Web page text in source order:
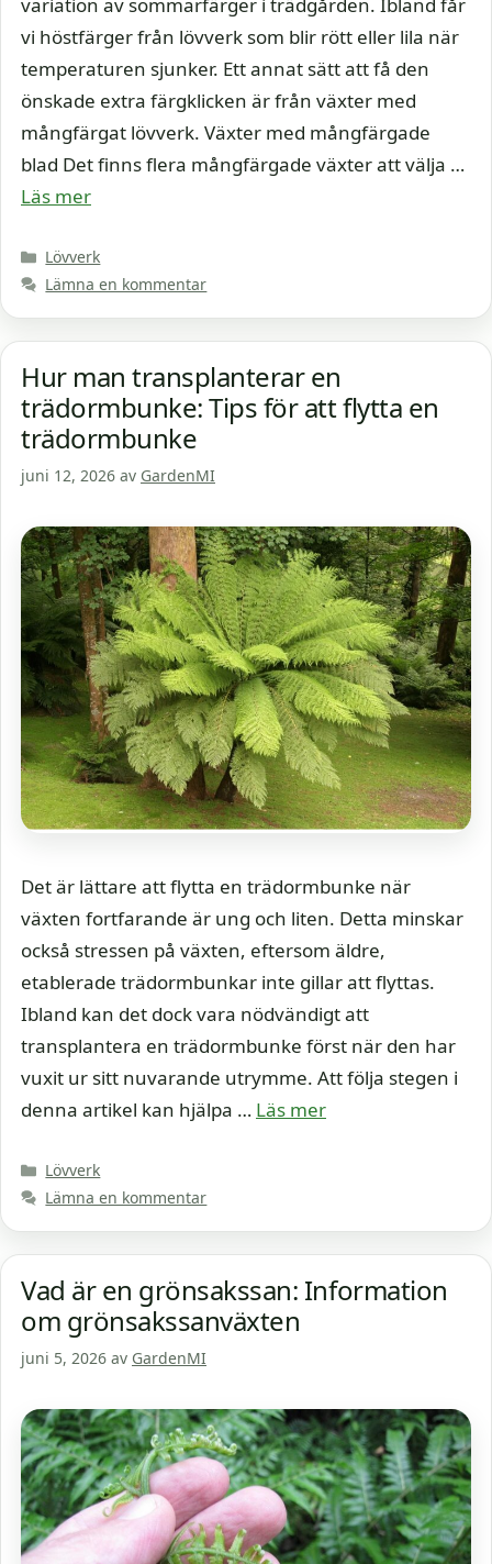
vi höstfärger från lövverk som blir rött eller lila när
temperaturen sjunker. Ett annat sätt att få den
önskade extra färgklicken är från växter med
mångfärgat lövverk. Växter med mångfärgade
blad Det finns flera mångfärgade växter att välja …
Läs mer
Kategorier
Lövverk
Lämna en kommentar
Hur man transplanterar en
trädormbunke: Tips för att flytta en
trädormbunke
juni 12, 2026 av GardenMI
Det är lättare att flytta en trädormbunke när
växten fortfarande är ung och liten. Detta minskar
också stressen på växten, eftersom äldre,
etablerade trädormbunkar inte gillar att flyttas.
Ibland kan det dock vara nödvändigt att
transplantera en trädormbunke först när den har
vuxit ur sitt nuvarande utrymme. Att följa stegen i
denna artikel kan hjälpa … Läs mer
Kategorier
Lövverk
Lämna en kommentar
Vad är en grönsakssan: Information
om grönsakssanväxten
juni 5, 2026 av GardenMI